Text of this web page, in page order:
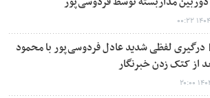
۰۰:۲۲
درگیری لفظی شدید عادل فردوسی‌پور با محمود
از کتک زدن خبرنگار